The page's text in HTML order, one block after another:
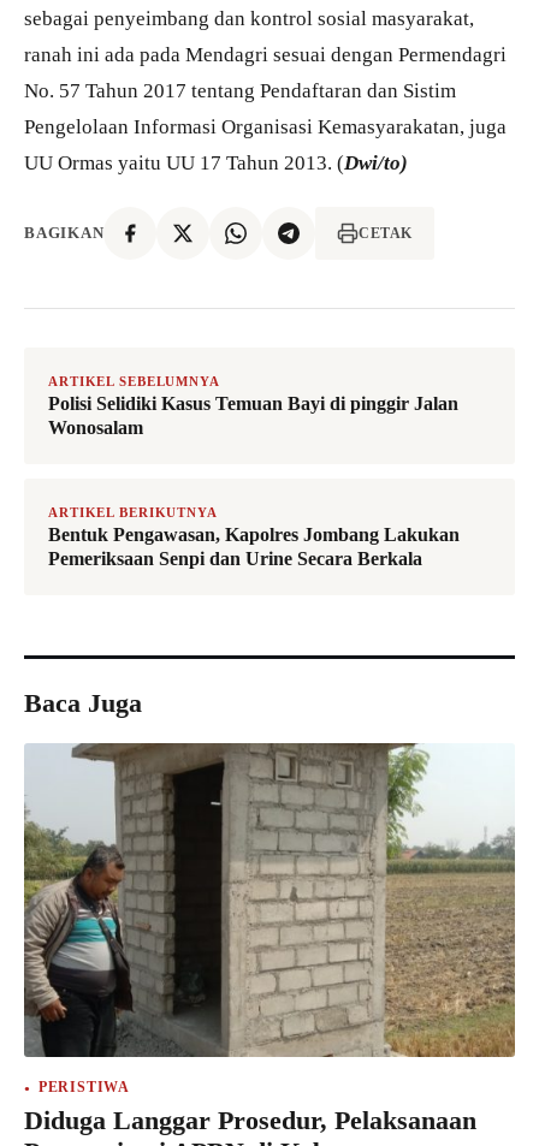
sebagai penyeimbang dan kontrol sosial masyarakat,
ranah ini ada pada Mendagri sesuai dengan Permendagri
No. 57 Tahun 2017 tentang Pendaftaran dan Sistim
Pengelolaan Informasi Organisasi Kemasyarakatan, juga
UU Ormas yaitu UU 17 Tahun 2013. (Dwi/to)
BAGIKAN CETAK
ARTIKEL SEBELUMNYA
Polisi Selidiki Kasus Temuan Bayi di pinggir Jalan
Wonosalam
ARTIKEL BERIKUTNYA
Bentuk Pengawasan, Kapolres Jombang Lakukan
Pemeriksaan Senpi dan Urine Secara Berkala
Baca Juga
PERISTIWA
Diduga Langgar Prosedur, Pelaksanaan